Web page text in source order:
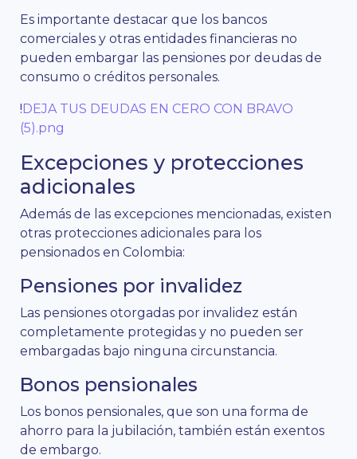
Es importante destacar que los bancos
comerciales y otras entidades financieras no
pueden embargar las pensiones por deudas de
consumo o créditos personales.
!DEJA TUS DEUDAS EN CERO CON BRAVO
(5).png
Excepciones y protecciones
adicionales
Además de las excepciones mencionadas, existen
otras protecciones adicionales para los
pensionados en Colombia:
Pensiones por invalidez
Las pensiones otorgadas por invalidez están
completamente protegidas y no pueden ser
embargadas bajo ninguna circunstancia.
Bonos pensionales
Los bonos pensionales, que son una forma de
ahorro para la jubilación, también están exentos
de embargo.